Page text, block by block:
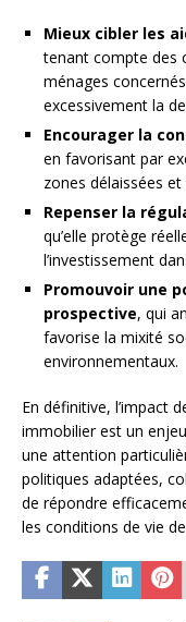
Mieux cibler les
tenant compte des
ménages
excessivement la
Encourager la
en favorisant par
zones délaissées
Repenser la
qu’elle protège
l’investissement
Promouvoir une
prospective, qui
favorise la mixité
environnementaux.
En définitive, l’impact
immobilier est un
une attention
politiques adaptées,
de répondre
les conditions de vie